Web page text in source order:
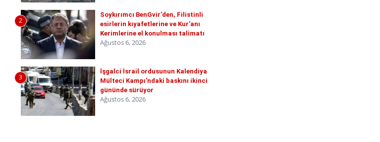
2
Soykırımcı BenGvir'den, Filistinli
esirlerin kıyafetlerine ve Kur'anı
Kerimlerine el konulması talimatı
Ağustos 6, 2026
3
İşgalci İsrail ordusunun Kalendiya
Mülteci Kampı'ndaki baskını ikinci
gününde sürüyor
Ağustos 6, 2026